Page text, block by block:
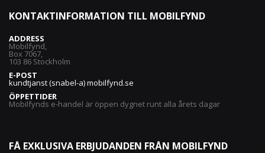
KONTAKTINFORMATION TILL MOBILFYND
ADDRESS
Mobilfynd,
Box 7067,
103 86 Stockholm
E-POST
kundtjanst (snabel-a) mobilfynd.se
ÖPPETTIDER
Mobilfynds e-handel är öppen dygnet runt alla årets dagar
FÅ EXKLUSIVA ERBJUDANDEN FRÅN MOBILFYND